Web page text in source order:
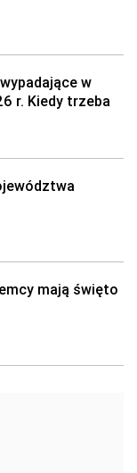
w
r. Kiedy trzeba
mają święto